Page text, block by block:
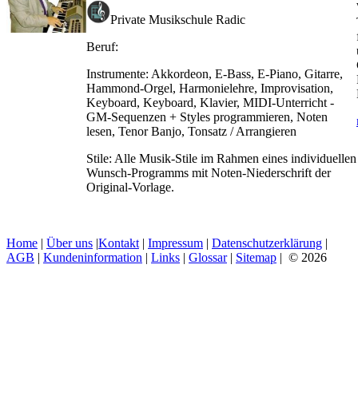
Private Musikschule Radic
Beruf:
Instrumente: Akkordeon, E-Bass, E-Piano, Gitarre,
Hammond-Orgel, Harmonielehre, Improvisation,
Keyboard, Keyboard, Klavier, MIDI-Unterricht -
GM-Sequenzen + Styles programmieren, Noten
lesen, Tenor Banjo, Tonsatz / Arrangieren
Stile: Alle Musik-Stile im Rahmen eines individuellen
Wunsch-Programms mit Noten-Niederschrift der
Original-Vorlage.
Home | Über uns |Kontakt | Impressum | Datenschutzerklärung |
AGB | Kundeninformation | Links | Glossar| Sitemap | © 2026